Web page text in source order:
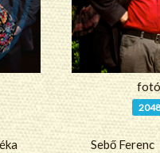
Sebő Ferenc